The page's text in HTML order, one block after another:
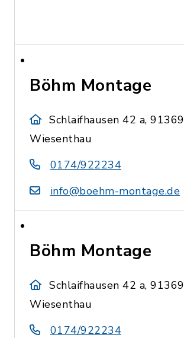
Böhm Montage
Schlaifhausen 42 a, 91369
Wiesenthau
0174/922234
info@boehm-montage.de
Böhm Montage
Schlaifhausen 42 a, 91369
Wiesenthau
0174/922234